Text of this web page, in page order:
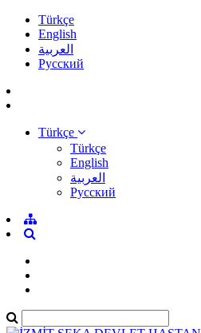
Türkçe
English
العربية
Pусский
Türkçe
Türkçe
English
العربية
Pусский